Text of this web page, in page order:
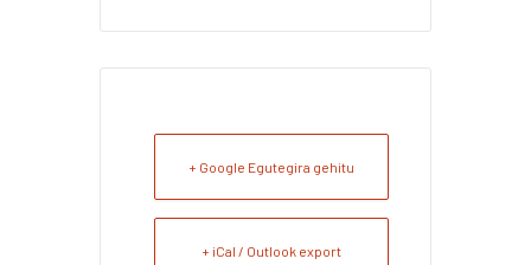
+ Google Egutegira gehitu
+ iCal / Outlook export